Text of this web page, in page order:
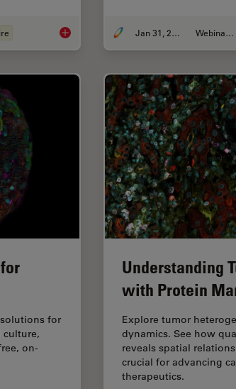
How to Streamline Your Histology Workflows
Jan 31, 2024 Webinaire
for
culture,
on-
Understanding
with Protein
Explore tumor
dynamics. See how
reveals spatial
crucial for advancing
therapeutics.